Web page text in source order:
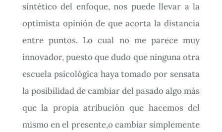
sintético del enfoque, nos puede llevar a la
optimista opinión de que acorta la distancia
entre puntos. Lo cual no me parece muy
innovador, puesto que dudo que ninguna otra
escuela psicológica haya tomado por sensata
la posibilidad de cambiar del pasado algo más
que la propia atribución que hacemos del
mismo en el presente,o cambiar simplemente